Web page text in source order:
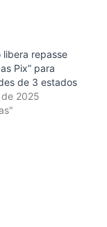
libera repasse
Pix” para
de 3 estados
2025